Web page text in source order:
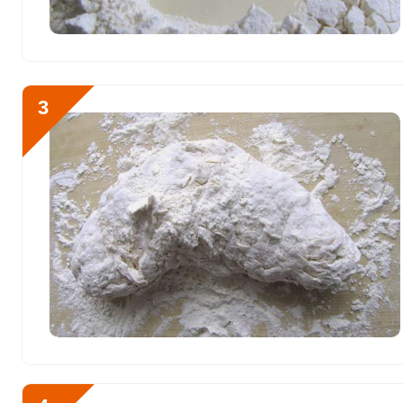
Фосфор 1276.3 мг
Алюминий
Железо 10 мг
Йод 18.4 мкг
Кобальт 31.9 мкг
Литий 4.9 мкг
Марганец 7 мкг
Медь 1180.7 мкг
Рубидий
3